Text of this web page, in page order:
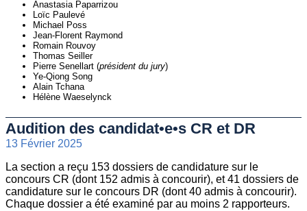
Anastasia Paparrizou
Loïc Paulevé
Michael Poss
Jean-Florent Raymond
Romain Rouvoy
Thomas Seiller
Pierre Senellart (président du jury)
Ye-Qiong Song
Alain Tchana
Hélène Waeselynck
Audition des candidat•e•s CR et DR
13 Février 2025
La section a reçu 153 dossiers de candidature sur le
concours CR (dont 152 admis à concourir), et 41 dossiers de
candidature sur le concours DR (dont 40 admis à concourir).
Chaque dossier a été examiné par au moins 2 rapporteurs.